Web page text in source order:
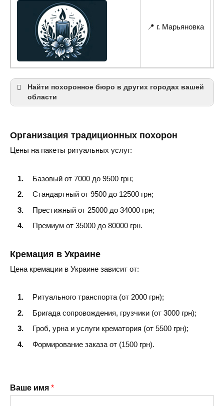
📍 г. Марьяновка
Найти похоронное бюро в других городах вашей
области
Каменец-Подольский
Староконстантинов
Организация традиционных похорон
Цены на пакеты ритуальных услуг:
Базовый от 7000 до 9500 грн;
Стандартный от 9500 до 12500 грн;
Престижный от 25000 до 34000 грн;
Премиум от 35000 до 80000 грн.
Кремация в Украине
Цена кремации в Украине зависит от:
Ритуального транспорта (от 2000 грн);
Бригада сопровождения, грузчики (от 3000 грн);
Гроб, урна и услуги крематория (от 5500 грн);
Формирование заказа от (1500 грн).
Ваше имя *